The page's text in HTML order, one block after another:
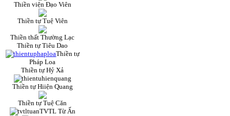
Thiền viện Đạo Viên
Thiền tự Tuệ Viên
Thiền thất Thường Lạc
Thiền tự Tiêu Dao
Thiền tự
Pháp Loa
Thiền tự Hỷ Xả
Thiền tự Hiiện Quang
Thiền tự Tuệ Căn
TVTL Từ Ấn